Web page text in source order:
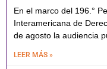
En el marco del 196.°
Interamericana de
de agosto la audiencia
LEER MÁS »